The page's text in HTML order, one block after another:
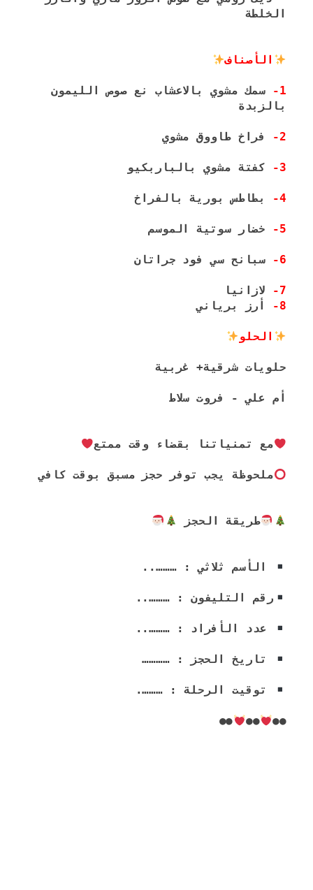
الخلطة
الأصناف
1-
سمك مشوي بالاعشاب نع صوص الليمون
بالزبدة
2- فراخ طاووق مشوي
3- كفتة مشوي بالباربكيو
4- بطاطس بورية بالفراخ
5- خضار سوتية الموسم
6- سبانح سي فود جراتان
7-
لازانيا
8-
أرز برياني
الحلو
حلويات شرقية+ غربية
أم علي - فروت سلاط
مع تمنياتنا بقضاء وقت ممتع
ملحوظة يجب توفر حجز مسبق بوقت كافي
طريقة الحجز
الأسم ثلاثي : ………..
رقم التليفون : ………..
عدد الأفراد : ………..
تاريخ الحجز : …………
توقيت الرحلة : ……….
●●
●●
●●